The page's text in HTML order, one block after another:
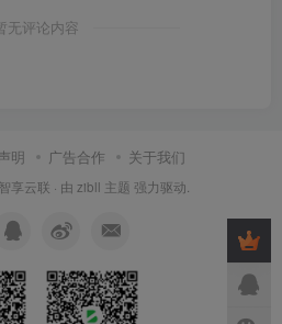
无评论内容
明 广告合作 关于我们
智享云联 · 由 zibll 主题 强力驱动.